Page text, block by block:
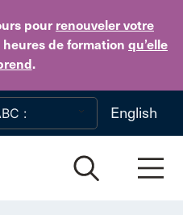
pour renouveler votre
de formation qu’elle
.
Skip to main content
English